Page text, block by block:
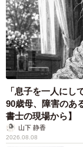
「息子を一人に
90歳母、障害のあ
書士の現場から】
山下 静香
2026.08.08